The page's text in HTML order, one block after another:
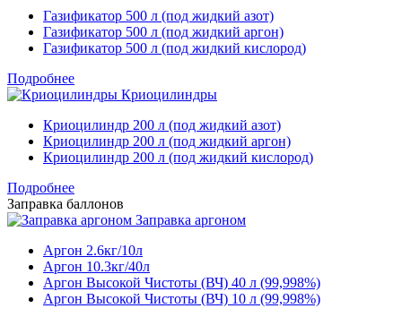
Газификатор 500 л (под жидкий азот)
Газификатор 500 л (под жидкий аргон)
Газификатор 500 л (под жидкий кислород)
Подробнее
Криоцилиндры
Криоцилиндр 200 л (под жидкий азот)
Криоцилиндр 200 л (под жидкий аргон)
Криоцилиндр 200 л (под жидкий кислород)
Подробнее
Заправка баллонов
Заправка аргоном
Аргон 2.6кг/10л
Аргон 10.3кг/40л
Аргон Высокой Чистоты (ВЧ) 40 л (99,998%)
Аргон Высокой Чистоты (ВЧ) 10 л (99,998%)